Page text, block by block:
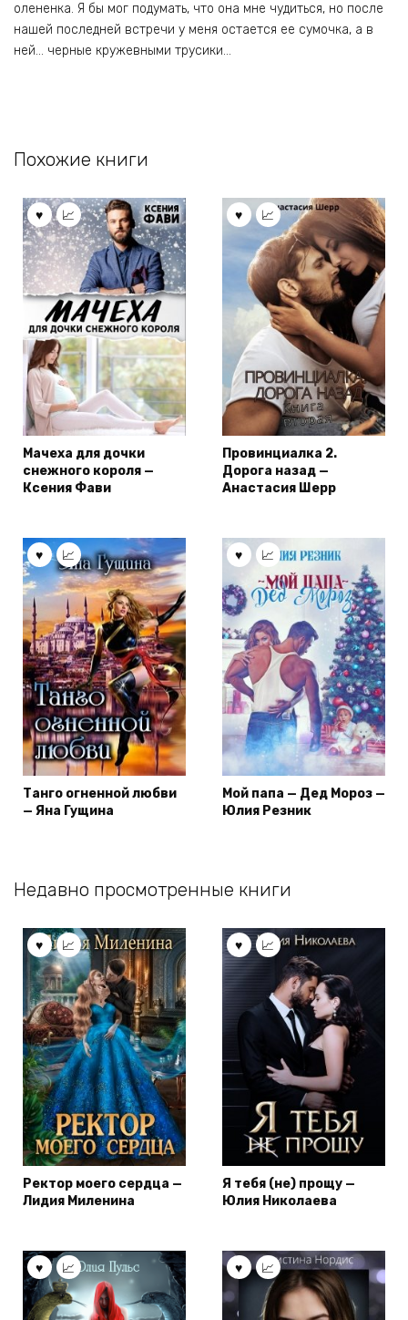
олененка. Я бы мог подумать, что она мне чудиться, но после
нашей последней встречи у меня остается ее сумочка, а в
ней… черные кружевными трусики…
Похожие книги
Мачеха для дочки
снежного короля —
Ксения Фави
Провинциалка 2.
Дорога назад —
Анастасия Шерр
Танго огненной любви
— Яна Гущина
Мой папа — Дед Мороз —
Юлия Резник
Недавно просмотренные книги
Ректор моего сердца —
Лидия Миленина
Я тебя (не) прощу —
Юлия Николаева